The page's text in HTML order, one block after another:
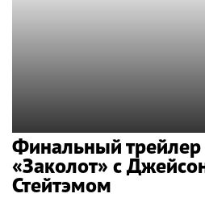
Финальный
«Заколот» с
Стейтэмом